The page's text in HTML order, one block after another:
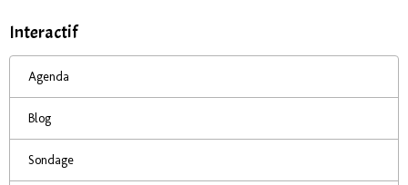
Interactif
Agenda
Blog
Sondage